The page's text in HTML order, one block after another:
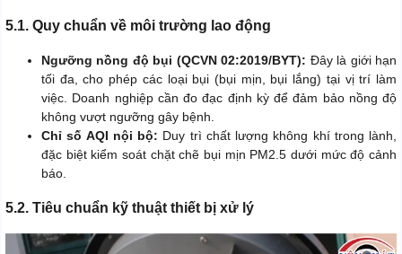
5.1. Quy chuẩn về môi trường lao động
Ngưỡng nồng độ bụi (QCVN 02:2019/BYT): Đây là giới hạn
tối đa, cho phép các loại bụi (bụi mịn, bụi lắng) tại vị trí làm
việc. Doanh nghiệp cần đo đạc định kỳ để đảm bảo nồng độ
không vượt ngưỡng gây bệnh.
Chỉ số AQI nội bộ: Duy trì chất lượng không khí trong lành,
đặc biệt kiểm soát chặt chẽ bụi mịn PM2.5 dưới mức độ cảnh
báo.
5.2. Tiêu chuẩn kỹ thuật thiết bị xử lý